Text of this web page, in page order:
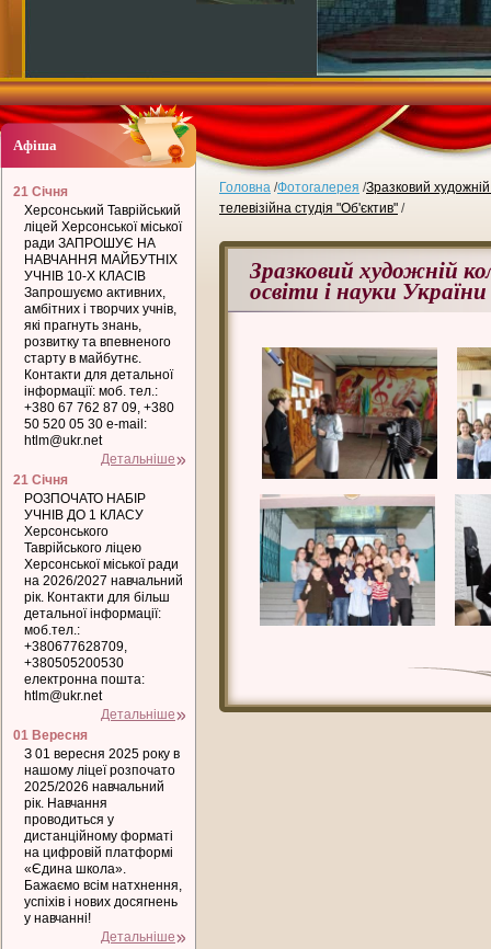
Головна /Фотогалерея /Зразковий художній
телевізійна студія "Об'єктив" /
Зразковий художній
освіти і науки
Афіша
21 Січня
Херсонський Таврійський
ліцей Херсонської міської
ради ЗАПРОШУЄ НА
НАВЧАННЯ МАЙБУТНІХ
УЧНІВ 10-Х КЛАСІВ
Запрошуємо активних,
амбітних і творчих учнів,
які прагнуть знань,
розвитку та впевненого
старту в майбутнє.
Контакти для детальної
інформації: моб. тел.:
+380 67 762 87 09, +380
50 520 05 30 e-mail:
htlm@ukr.net
Детальніше
21 Січня
РОЗПОЧАТО НАБІР
УЧНІВ ДО 1 КЛАСУ
Херсонського
Таврійського ліцею
Херсонської міської ради
на 2026/2027 навчальний
рік. Контакти для більш
детальної інформації:
моб.тел.:
+380677628709,
+380505200530
електронна пошта:
htlm@ukr.net
Детальніше
01 Вересня
З 01 вересня 2025 року в
нашому ліцеї розпочато
2025/2026 навчальний
рік. Навчання
проводиться у
дистанційному форматі
на цифровій платформі
«Єдина школа».
Бажаємо всім натхнення,
успіхів і нових досягнень
у навчанні!
Детальніше